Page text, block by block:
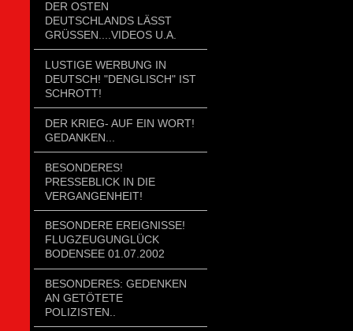
DER OSTEN
DEUTSCHLANDS LÄSST
GRÜSSEN....VIDEOS U.A.
LUSTIGE WERBUNG IN
DEUTSCH! "DENGLISCH" IST
SCHROTT!
DER KRIEG- AUF EIN WORT!
GEDANKEN...
BESONDERES!
PRESSEBLICK IN DIE
VERGANGENHEIT!
BESONDERE EREIGNISSE!
FLUGZEUGUNGLÜCK
BODENSEE 01.07.2002
BESONDERES: GEDENKEN
AN GETÖTETE
POLIZISTEN..